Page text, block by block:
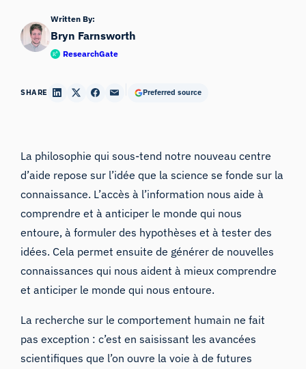
Written By:
Bryn Farnsworth
ResearchGate
SHARE Preferred source
La philosophie qui sous-tend notre nouveau centre
d’aide repose sur l’idée que la science se fonde sur la
connaissance. L’accès à l’information nous aide à
comprendre et à anticiper le monde qui nous
entoure, à formuler des hypothèses et à tester des
idées. Cela permet ensuite de générer de nouvelles
connaissances qui nous aident à mieux comprendre
et anticiper le monde qui nous entoure.
La recherche sur le comportement humain ne fait
pas exception : c’est en saisissant les avancées
scientifiques que l’on ouvre la voie à de futures